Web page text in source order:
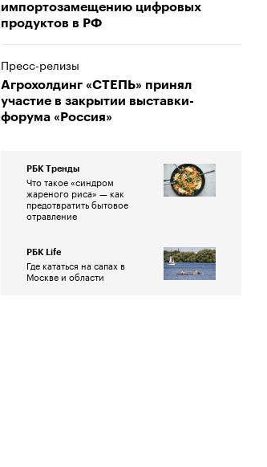
импортозамещению цифровых
продуктов в РФ
Пресс-релизы
Агрохолдинг «СТЕПЬ» принял
участие в закрытии выставки-
форума «Россия»
РБК Тренды
Что такое «синдром
жареного риса» — как
предотвратить бытовое
отравление
РБК Life
Где кататься на сапах в
Москве и области